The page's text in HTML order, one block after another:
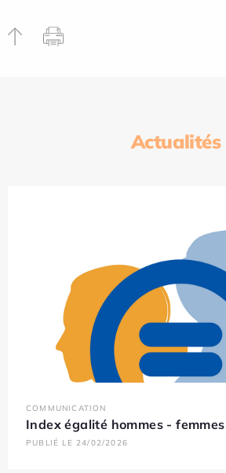
Actualités
COMMUNICATION
Index égalité hommes -
PUBLIÉ LE 24/02/2026